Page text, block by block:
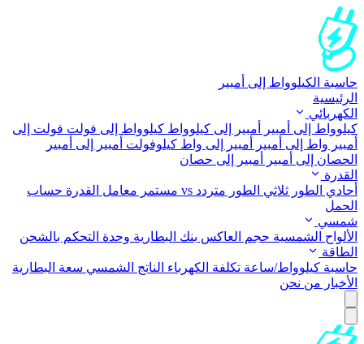
حاسبة الكيلوواط إلى أمبير
الرئيسية
الكهربائي
كيلوواط إلى أمبير
أمبير إلى كيلوواط كيلوواط إلى فولت فولت إلى
أمبير واط إلى أمبير أمبير إلى واط كيلوفولت أمبير إلى أمبير
الحصان إلى أمبير
أمبير إلى حصان
القدرة
أحادي الطور ثلاثي الطور متردد vs مستمر معامل القدرة حساب
الحمل
شمسي
الألواح الشمسية حجم العاكس بنك البطارية وحدة التحكم بالشحن
الطاقة
حاسبة كيلوواط/ساعة تكلفة الكهرباء الناتج الشمسي سعة البطارية
الأخبار من نحن